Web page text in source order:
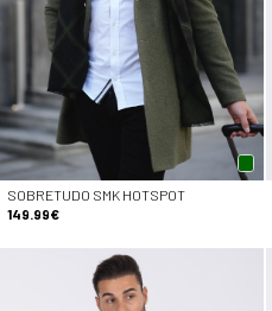
SOBRETUDO SMK HOTSPOT
149.99€